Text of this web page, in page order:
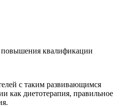
повышения квалификации
с таким развивающимся
как диетотерапия, правильное